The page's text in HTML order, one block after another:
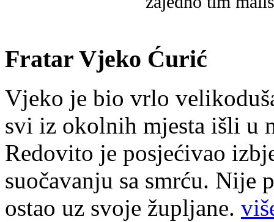
Fratar Vjeko Ćurić
Vjeko je bio vrlo
svi iz okolnih mjesta išli u
Redovito je posjećivao
suočavanju sa smrću. Nije
ostao uz svoje župljane.